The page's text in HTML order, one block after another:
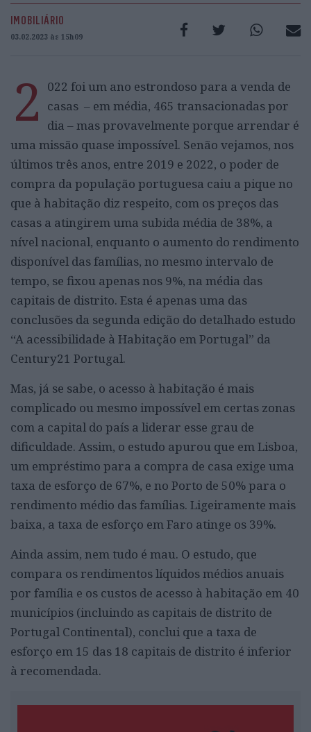
IMOBILIÁRIO
03.02.2023 às 15h09
2
022 foi um ano estrondoso para a venda de
casas – em média, 465 transacionadas por
dia – mas provavelmente porque arrendar é
uma missão quase impossível. Senão vejamos, nos
últimos três anos, entre 2019 e 2022, o poder de
compra da população portuguesa caiu a pique no
que à habitação diz respeito, com os preços das
casas a atingirem uma subida média de 38%, a
nível nacional, enquanto o aumento do rendimento
disponível das famílias, no mesmo intervalo de
tempo, se fixou apenas nos 9%, na média das
capitais de distrito. Esta é apenas uma das
conclusões da segunda edição do detalhado estudo
“A acessibilidade à Habitação em Portugal” da
Century21 Portugal.
Mas, já se sabe, o acesso à habitação é mais
complicado ou mesmo impossível em certas zonas
com a capital do país a liderar esse grau de
dificuldade. Assim, o estudo apurou que em Lisboa,
um empréstimo para a compra de casa exige uma
taxa de esforço de 67%, e no Porto de 50% para o
rendimento médio das famílias. Ligeiramente mais
baixa, a taxa de esforço em Faro atinge os 39%.
Ainda assim, nem tudo é mau. O estudo, que
compara os rendimentos líquidos médios anuais
por família e os custos de acesso à habitação em 40
municípios (incluindo as capitais de distrito de
Portugal Continental), conclui que a taxa de
esforço em 15 das 18 capitais de distrito é inferior
à recomendada.